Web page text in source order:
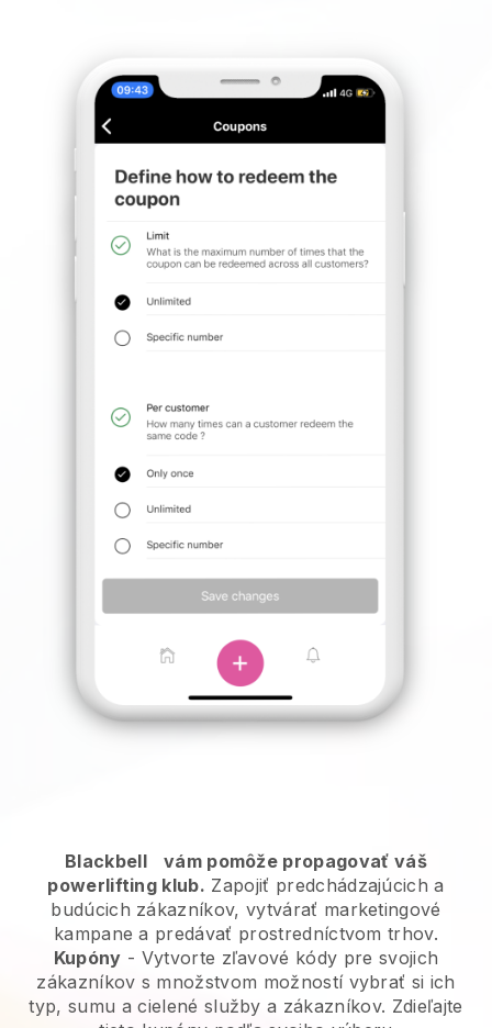
Blackbell
vám pomôže propagovať váš
powerlifting klub. Zapojiť predchádzajúcich a
budúcich zákazníkov, vytvárať marketingové
kampane a predávať prostredníctvom trhov.
Kupóny - Vytvorte zľavové kódy pre svojich
zákazníkov s množstvom možností vybrať si ich
typ, sumu a cielené služby a zákazníkov. Zdieľajte